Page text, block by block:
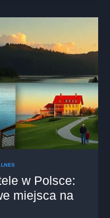
w Polsce:
miejsca na